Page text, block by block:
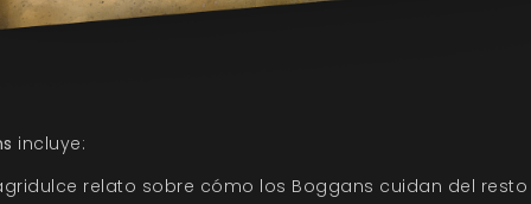
incluye:
relato sobre cómo los Boggans cuidan del